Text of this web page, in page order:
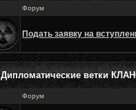
Форум
Подать заявку на
Дипломатические ветки
Форум